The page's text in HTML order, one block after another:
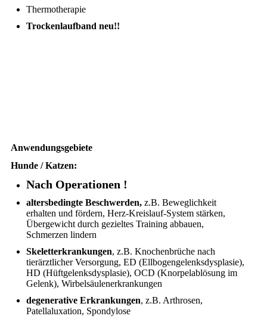
Thermotherapie
Trockenlaufband neu!!
Anwendungsgebiete
Hunde / Katzen:
Nach Operationen !
altersbedingte Beschwerden,z.B. Beweglichkeit
erhalten und fördern, Herz-Kreislauf-System stärken,
Übergewicht durch gezieltes Training abbauen,
Schmerzen lindern
Skeletterkrankungen, z.B. Knochenbrüche nach
tierärztlicher Versorgung, ED (Ellbogengelenksdysplasie),
HD (Hüftgelenksdysplasie), OCD (Knorpelablösung im
Gelenk), Wirbelsäulenerkrankungen
degenerative Erkrankungen, z.B. Arthrosen,
Patellaluxation, Spondylose